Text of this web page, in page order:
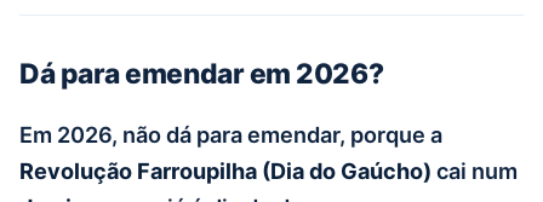
Dá para emendar em 2026?
Em 2026, não dá para emendar, porque a
Revolução Farroupilha (Dia do Gaúcho) cai num